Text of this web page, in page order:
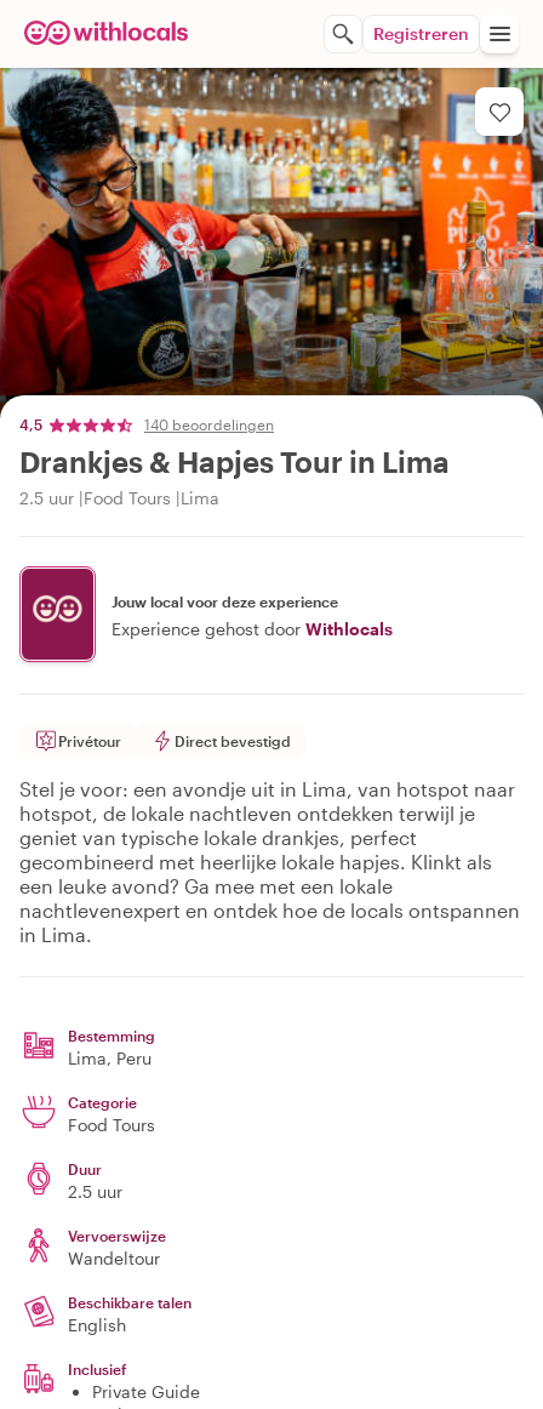
Registreren
4,5 140 beoordelingen
Drankjes & Hapjes Tour in Lima
2.5 uur Food Tours Lima
Jouw local voor deze experience
Experience gehost door Withlocals
Privétour Direct bevestigd
Stel je voor: een avondje uit in Lima, van hotspot naar
hotspot, de lokale nachtleven ontdekken terwijl je
geniet van typische lokale drankjes, perfect
gecombineerd met heerlijke lokale hapjes. Klinkt als
een leuke avond? Ga mee met een lokale
nachtlevenexpert en ontdek hoe de locals ontspannen
in Lima.
Bestemming
Lima, Peru
Categorie
Food Tours
Duur
2.5 uur
Vervoerswijze
Wandeltour
Beschikbare talen
English
Inclusief
Private Guide